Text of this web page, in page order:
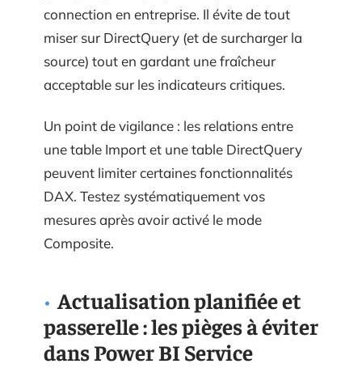
connection en entreprise. Il évite de tout
miser sur DirectQuery (et de surcharger la
source) tout en gardant une fraîcheur
acceptable sur les indicateurs critiques.
Un point de vigilance : les relations entre
une table Import et une table DirectQuery
peuvent limiter certaines fonctionnalités
DAX. Testez systématiquement vos
mesures après avoir activé le mode
Composite.
Actualisation planifiée et
passerelle : les pièges à éviter
dans Power BI Service